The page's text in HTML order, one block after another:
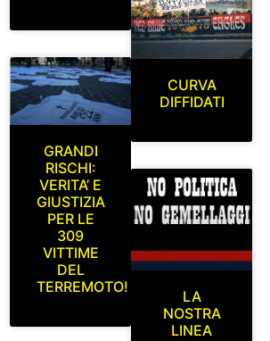
GRANDI
RISCHI:
VERITA’ E
GIUSTIZIA
PER LE
309
VITTIME
DEL
TERREMOTO!
CURVA
DIFFIDATI
LA
NOSTRA
LINEA